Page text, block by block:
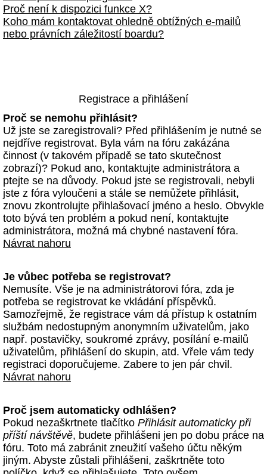
Proč není k dispozici funkce X?
Koho mám kontaktovat ohledně obtížných e-mailů
nebo právních záležitostí boardu?
Registrace a přihlášení
Proč se nemohu přihlásit?
Už jste se zaregistrovali? Před přihlášením je nutné se
nejdříve registrovat. Byla vám na fóru zakázána
činnost (v takovém případě se tato skutečnost
zobrazí)? Pokud ano, kontaktujte administrátora a
ptejte se na důvody. Pokud jste se registrovali, nebyli
jste z fóra vyloučeni a stále se nemůžete přihlásit,
znovu zkontrolujte přihlašovací jméno a heslo. Obvykle
toto bývá ten problém a pokud není, kontaktujte
administrátora, možná má chybné nastavení fóra.
Návrat nahoru
Je vůbec potřeba se registrovat?
Nemusíte. Vše je na administrátorovi fóra, zda je
potřeba se registrovat ke vkládání příspěvků.
Samozřejmě, že registrace vám dá přístup k ostatním
službám nedostupným anonymním uživatelům, jako
např. postavičky, soukromé zprávy, posílání e-mailů
uživatelům, přihlášení do skupin, atd. Vřele vám tedy
registraci doporučujeme. Zabere to jen pár chvil.
Návrat nahoru
Proč jsem automaticky odhlášen?
Pokud nezaškrtnete tlačítko Přihlásit automaticky při
příští návštěvě, budete přihlášeni jen po dobu práce na
fóru. Toto má zabránit zneužití vašeho účtu někým
jiným. Abyste zůstali přihlášeni, zaškrtněte toto